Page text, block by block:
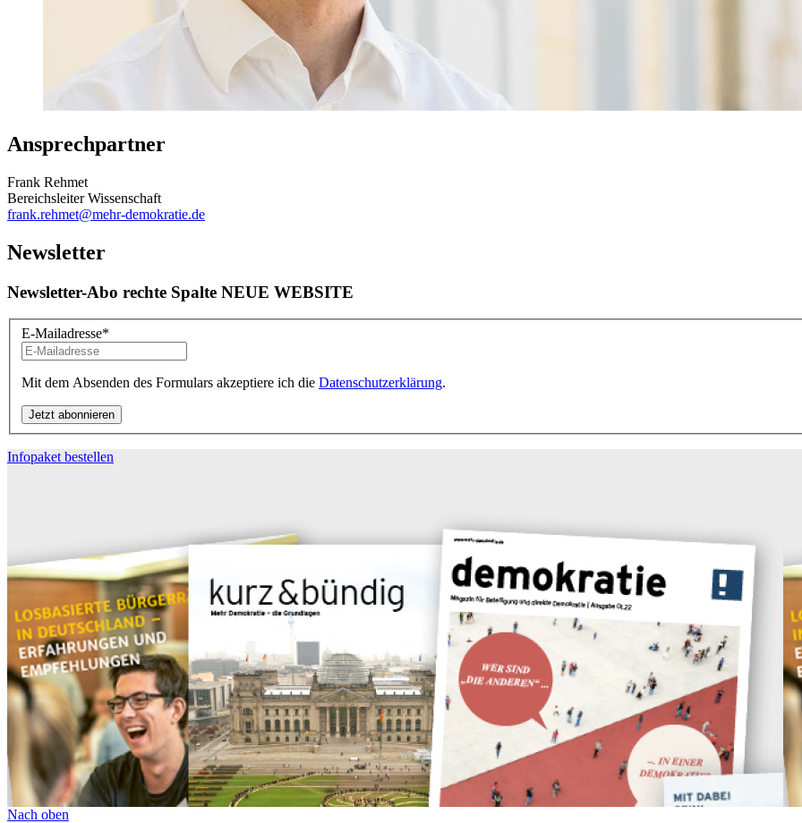
Ansprechpartner
Frank Rehmet
Bereichsleiter Wissenschaft
frank.rehmet@mehr-demokratie.de
Newsletter
Newsletter-Abo rechte Spalte NEUE WEBSITE
E-Mailadresse*
Mit dem Absenden des Formulars akzeptiere ich die Datenschutzerklärung.
Infopaket bestellen
Nach oben